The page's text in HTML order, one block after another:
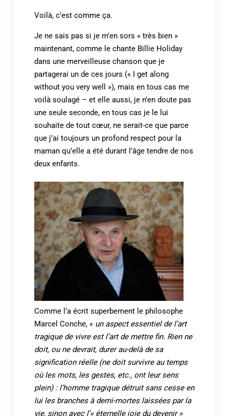
Voilà, c’est comme ça.
Je ne sais pas si je m’en sors « très bien »
maintenant, comme le chante Billie Holiday
dans une merveilleuse chanson que je
partagerai un de ces jours (« I get along
without you very well »), mais en tous cas me
voilà soulagé – et elle aussi, je n’en doute pas
une seule seconde, en tous cas je le lui
souhaite de tout cœur, ne serait-ce que parce
que j’ai toujours un profond respect pour la
maman qu’elle a été durant l’âge tendre de nos
deux enfants.
Comme l’a écrit superbement le philosophe
Marcel Conche, « un aspect essentiel de l’art
tragique de vivre est l’art de mettre fin. Rien ne
doit, ou ne devrait, durer au-delà de sa
signification réelle(ne doit survivre au temps
où les mots, les gestes, etc., ont leur sens
plein) : l’homme tragique détruit sans cesse en
lui les branches à demi-mortes laissées par la
vie, sinon avec l’« éternelle joie du devenir »